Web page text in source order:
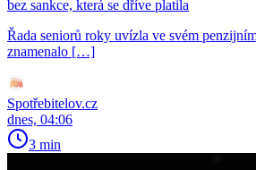
bez sankce, která se dříve platila
Řada seniorů roky uvízla ve svém
znamenalo […]
Spotřebitelov.cz
dnes, 04:06
3 min